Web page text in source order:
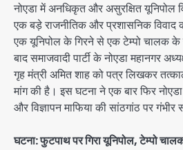
नोएडा में अनधिकृत और असुरक्षित यूनिपोल
एक बड़े राजनीतिक और प्रशासनिक
एक यूनिपोल के गिरने से एक टेम्पो चालक
बाद समाजवादी पार्टी के नोएडा महानगर
गृह मंत्री अमित शाह को पत्र लिखकर
मांग की है। इस घटना ने एक बार फिर
और विज्ञापन माफिया की सांठगांठ पर
घटना: फुटपाथ पर गिरा यूनिपोल, टेम्पो